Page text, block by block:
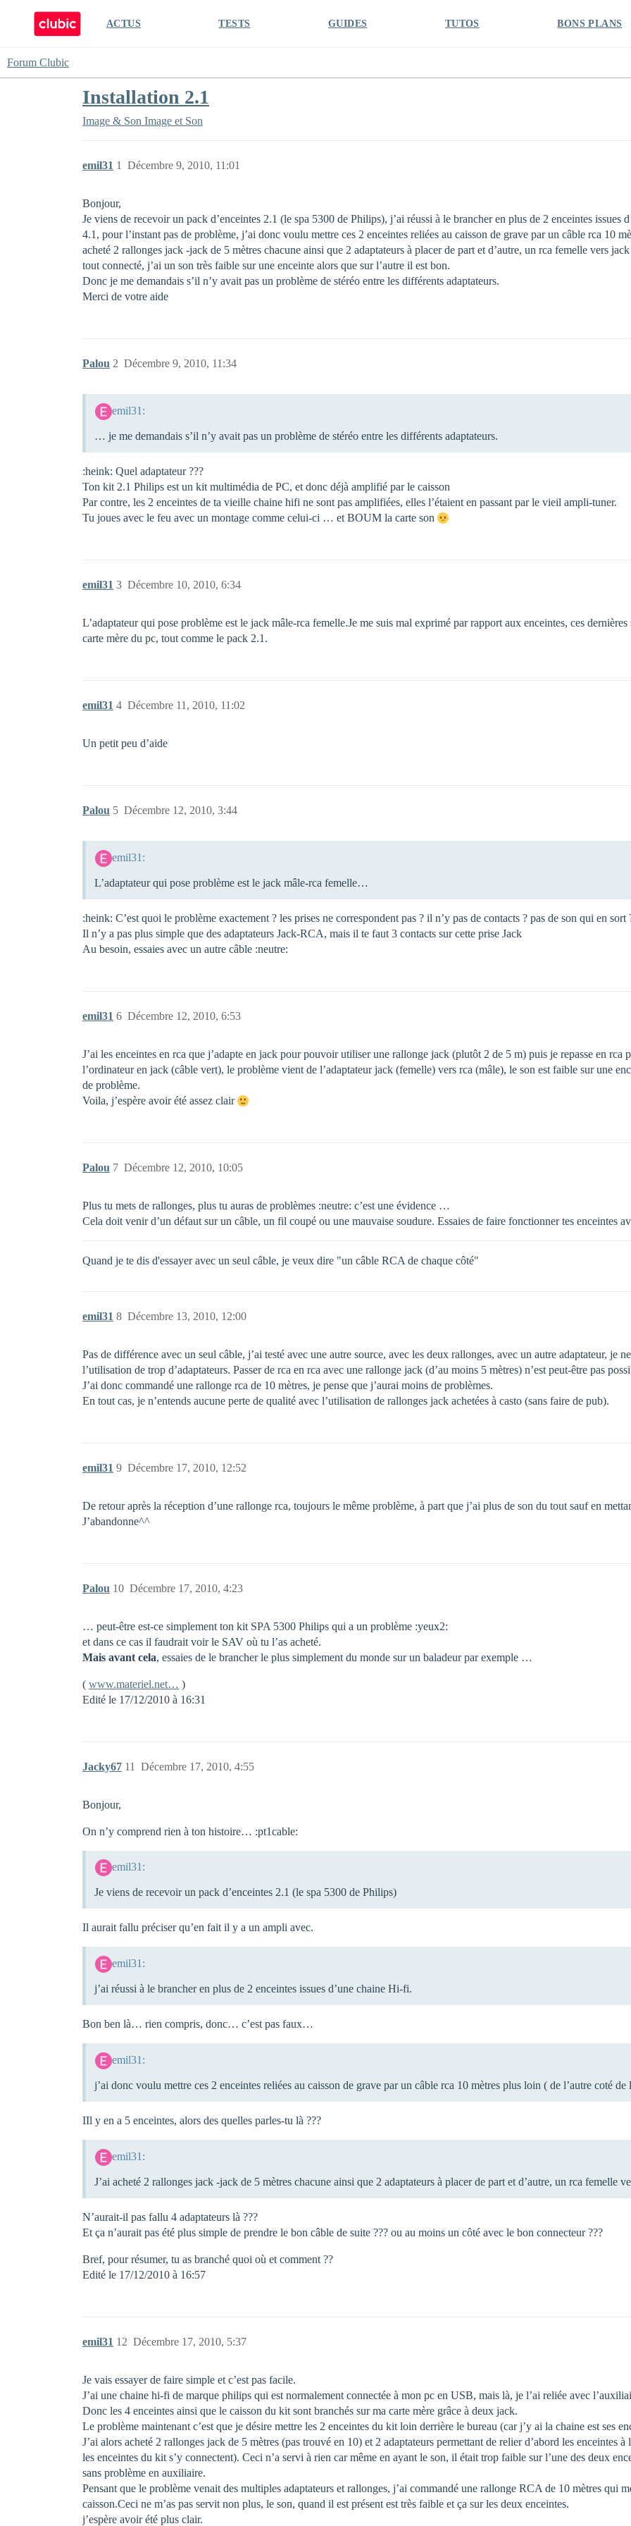
ACTUS TESTS GUIDES TUTOS BONS PLANS
Forum Clubic
Installation 2.1
Image & Son Image et Son
emil31 Décembre 9, 2010, 11:01
1
Bonjour,
Je viens de recevoir un pack d’enceintes 2.1 (le spa 5300 de Philips), j’ai réussi à le brancher en plus de 2 enceintes issues
4.1, pour l’instant pas de problème, j’ai donc voulu mettre ces 2 enceintes reliées au caisson de grave par un câble rca 10
acheté 2 rallonges jack -jack de 5 mètres chacune ainsi que 2 adaptateurs à placer de part et d’autre, un rca femelle vers
tout connecté, j’ai un son très faible sur une enceinte alors que sur l’autre il est bon.
Donc je me demandais s’il n’y avait pas un problème de stéréo entre les différents adaptateurs.
Merci de votre aide
Palou Décembre 9, 2010, 11:34
2
emil31:
… je me demandais s’il n’y avait pas un problème de stéréo entre les différents adaptateurs.
:heink: Quel adaptateur ???
Ton kit 2.1 Philips est un kit multimédia de PC, et donc déjà amplifié par le caisson
Par contre, les 2 enceintes de ta vieille chaine hifi ne sont pas amplifiées, elles l’étaient en passant par le vieil ampli-tuner.
Tu joues avec le feu avec un montage comme celui-ci … et BOUM la carte son
emil31 Décembre 10, 2010, 6:34
3
L’adaptateur qui pose problème est le jack mâle-rca femelle.Je me suis mal exprimé par rapport aux enceintes, ces
carte mère du pc, tout comme le pack 2.1.
emil31 Décembre 11, 2010, 11:02
4
Un petit peu d’aide
Palou Décembre 12, 2010, 3:44
5
emil31:
L’adaptateur qui pose problème est le jack mâle-rca femelle…
:heink: C’est quoi le problème exactement ? les prises ne correspondent pas ? il n’y pas de contacts ? pas de son qui en sort
Il n’y a pas plus simple que des adaptateurs Jack-RCA, mais il te faut 3 contacts sur cette prise Jack
Au besoin, essaies avec un autre câble :neutre:
emil31 Décembre 12, 2010, 6:53
6
J’ai les enceintes en rca que j’adapte en jack pour pouvoir utiliser une rallonge jack (plutôt 2 de 5 m) puis je repasse en rca
l’ordinateur en jack (câble vert), le problème vient de l’adaptateur jack (femelle) vers rca (mâle), le son est faible sur une
de problème.
Voila, j’espère avoir été assez clair
Palou Décembre 12, 2010, 10:05
7
Plus tu mets de rallonges, plus tu auras de problèmes :neutre: c’est une évidence …
Cela doit venir d’un défaut sur un câble, un fil coupé ou une mauvaise soudure. Essaies de faire fonctionner tes enceintes
Quand je te dis d'essayer avec un seul câble, je veux dire "un câble RCA de chaque côté"
emil31 Décembre 13, 2010, 12:00
8
Pas de différence avec un seul câble, j’ai testé avec une autre source, avec les deux rallonges, avec un autre adaptateur, je
l’utilisation de trop d’adaptateurs. Passer de rca en rca avec une rallonge jack (d’au moins 5 mètres) n’est peut-être pas
J’ai donc commandé une rallonge rca de 10 mètres, je pense que j’aurai moins de problèmes.
En tout cas, je n’entends aucune perte de qualité avec l’utilisation de rallonges jack achetées à casto (sans faire de pub).
emil31 Décembre 17, 2010, 12:52
9
De retour après la réception d’une rallonge rca, toujours le même problème, à part que j’ai plus de son du tout sauf en
J’abandonne^^
Palou Décembre 17, 2010, 4:23
10
… peut-être est-ce simplement ton kit SPA 5300 Philips qui a un problème :yeux2:
et dans ce cas il faudrait voir le SAV où tu l’as acheté.
Mais avant cela, essaies de le brancher le plus simplement du monde sur un baladeur par exemple …
( www.materiel.net… )
Edité le 17/12/2010 à 16:31
Jacky67 Décembre 17, 2010, 4:55
11
Bonjour,
On n’y comprend rien à ton histoire… :pt1cable:
emil31:
Je viens de recevoir un pack d’enceintes 2.1 (le spa 5300 de Philips)
Il aurait fallu préciser qu’en fait il y a un ampli avec.
emil31:
j’ai réussi à le brancher en plus de 2 enceintes issues d’une chaine Hi-fi.
Bon ben là… rien compris, donc… c’est pas faux…
emil31:
j’ai donc voulu mettre ces 2 enceintes reliées au caisson de grave par un câble rca 10 mètres plus loin ( de l’autre coté de
IIl y en a 5 enceintes, alors des quelles parles-tu là ???
emil31:
J’ai acheté 2 rallonges jack -jack de 5 mètres chacune ainsi que 2 adaptateurs à placer de part et d’autre, un rca femelle
N’aurait-il pas fallu 4 adaptateurs là ???
Et ça n’aurait pas été plus simple de prendre le bon câble de suite ??? ou au moins un côté avec le bon connecteur ???
Bref, pour résumer, tu as branché quoi où et comment ??
Edité le 17/12/2010 à 16:57
emil31 Décembre 17, 2010, 5:37
12
Je vais essayer de faire simple et c’est pas facile.
J’ai une chaine hi-fi de marque philips qui est normalement connectée à mon pc en USB, mais là, je l’ai reliée avec
Donc les 4 enceintes ainsi que le caisson du kit sont branchés sur ma carte mère grâce à deux jack.
Le problème maintenant c’est que je désire mettre les 2 enceintes du kit loin derrière le bureau (car j’y ai la chaine est ses
J’ai alors acheté 2 rallonges jack de 5 mètres (pas trouvé en 10) et 2 adaptateurs permettant de relier d’abord les enceintes
les enceintes du kit s’y connectent). Ceci n’a servi à rien car même en ayant le son, il était trop faible sur l’une des deux
sans problème en auxiliaire.
Pensant que le problème venait des multiples adaptateurs et rallonges, j’ai commandé une rallonge RCA de 10 mètres qui
caisson.Ceci ne m’as pas servit non plus, le son, quand il est présent est très faible et ça sur les deux enceintes.
j’espère avoir été plus clair.